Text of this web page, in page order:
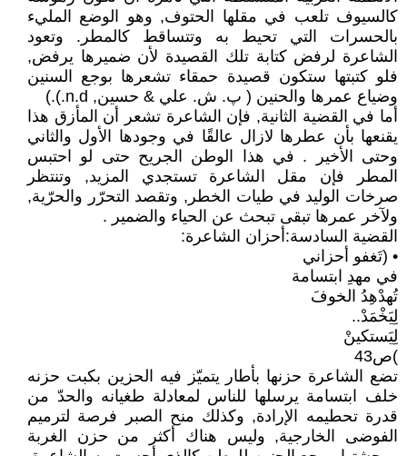
كالسيوف تلعب في مقلها الحتوف, وهو الوضع المليء
بالحسرات التي تحيط به وتتساقط كالمطر. وتعود
الشاعرة لرفض كتابة تلك القصيدة لأن ضميرها يرفض,
فلو كتبتها ستكون قصيدة حمقاء تشعرها بوجع السنين
وضياع عمرها والحنين ( پ. ش. علي & حسين, n.d.).)
أما في القضية الثانية, فإن الشاعرة تشعر أن المأزق هذا
يقنعها بأن عطرها لازال عالقًا في وجودها الأول والثاني
وحتى الأخير . في هذا الوطن الجريح حتى لو احتبس
المطر فإن مقل الشاعرة تستجدي المزيد, وتنتظر
صرخات الوليد في طيات الخطر, وتقصد التحرّر والحرّية,
ولآخر عمرها تبقى تبحث عن الحياء والضمير .
القضية السادسة:أحزان الشاعرة:
• (تَغفو أحزاني
في مهدِ ابتسامة
تُهدْهِدُ الخوفَ
لِيَخْمَدْ..
لِيَستكينْ
)ص43
تضع الشاعرة حزنها بأطار يتميّز فيه الحزين بكبت حزنه
خلف ابتسامة يرسلها للناس لمعادلة طغيانه والحدّ من
قدرة تحطيمه الإرادة, وكذلك منح الصبر فرصة لترميم
الفوضى الخارجية, وليس هناك أكثر من حزن الغربة